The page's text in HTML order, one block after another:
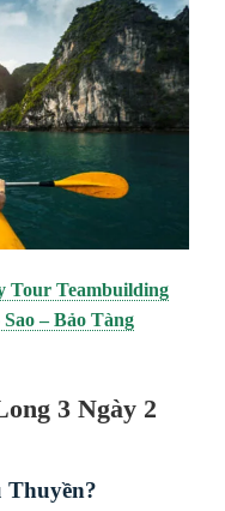
Tour Teambuilding
– Bảo Tàng
3 Ngày 2
Thuyền?